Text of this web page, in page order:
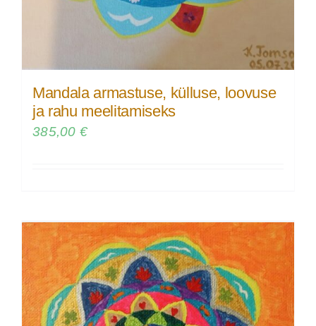
Mandala armastuse, külluse, loovuse
ja rahu meelitamiseks
385,00 €